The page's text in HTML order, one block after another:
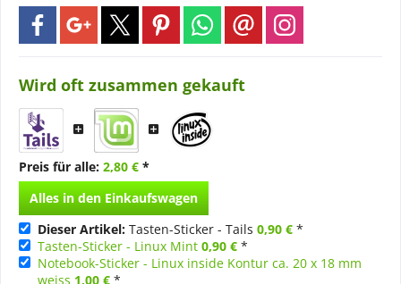
Wird oft zusammen gekauft
Preis für alle: 2,80 € *
Alles in den Einkaufswagen
Dieser Artikel: Tasten-Sticker - Tails 0,90 € *
Tasten-Sticker - Linux Mint 0,90 € *
Notebook-Sticker - Linux inside Kontur ca. 20 x 18 mm
weiss 1,00 € *